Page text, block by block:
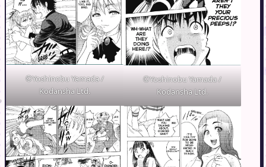
©Yoshinobu Yamada /
Kodansha Ltd.
©Yoshinobu Yamada /
Kodansha Ltd.